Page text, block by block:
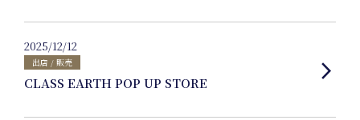
News
2025/12/12
出店 / 販売
CLASS EARTH POP UP STORE
arrow_forward_ios